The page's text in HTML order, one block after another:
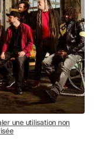
une utilisation non